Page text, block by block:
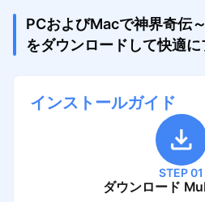
PCおよびMacで神界奇伝
をダウンロードして快適
インストールガイド
STEP 01
ダウンロード